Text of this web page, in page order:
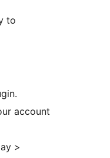
to
account
>